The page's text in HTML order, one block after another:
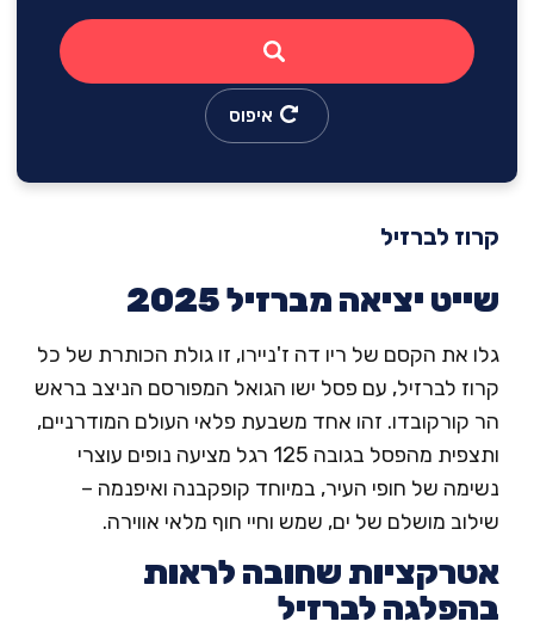
איפוס
לברזיל
יציאה מברזיל 2025
את הקסם של ריו דה ז'ניירו, זו גולת הכותרת של כל
לברזיל, עם פסל ישו הגואל המפורסם הניצב בראש
קורקובדו. זהו אחד משבעת פלאי העולם המודרניים,
ותצפית מהפסל בגובה 125 רגל מציעה נופים עוצרי
של חופי העיר, במיוחד קופקבנה ואיפנמה –
מושלם של ים, שמש וחיי חוף מלאי אווירה.
שחובה לראות
לברזיל